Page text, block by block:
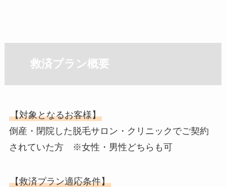
救済プラン概要
【対象となるお客様】
倒産・閉院した脱毛サロン・クリニックでご契約
されていた方 ※女性・男性どちらも可
【救済プラン適応条件】